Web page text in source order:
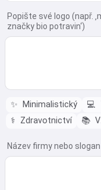
Popište své logo (např.
značky bio potravin‘)
✨ Minimalistický 💻
⚕️ Zdravotnictví 📚
Název firmy nebo slogan